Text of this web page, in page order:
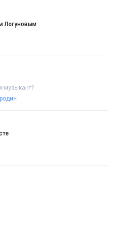
Логуновым
музыкант?